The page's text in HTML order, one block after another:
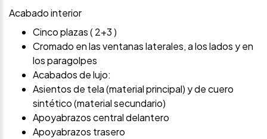
Acabado interior
Cinco plazas ( 2+3 )
Cromado en las ventanas laterales, a los lados y en
los paragolpes
Acabados de lujo:
Asientos de tela (material principal) y de cuero
sintético (material secundario)
Apoyabrazos central delantero
Apoyabrazos trasero